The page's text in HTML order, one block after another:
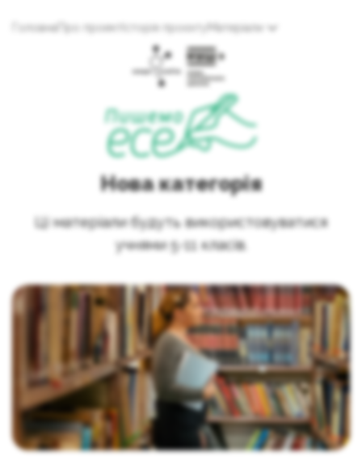
Головна Про проект Історія проєкту Матеріали
Нова категорія
Ці матеріали будуть використовуватися
учнями 5-11 класів.